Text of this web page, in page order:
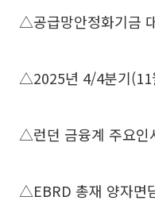
△공급망안정화기금
△2025년 4/4분기(11
△런던 금융계 주요인
△EBRD 총재 양자면